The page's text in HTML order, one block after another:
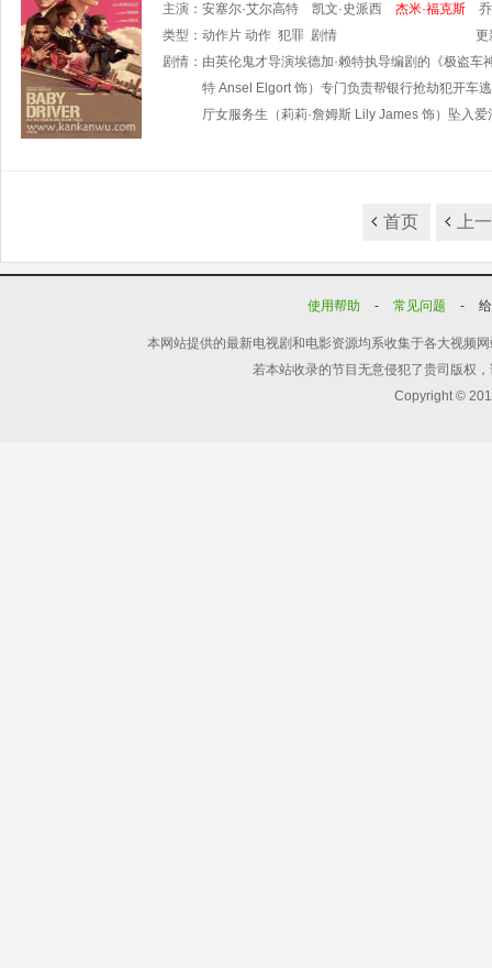
主演： 安塞尔·艾尔高特 凯文·史派西 杰米·福克斯
雷拉
兰斯·帕默 哈德森·米克
哈
斯
维布尔·弗利茨杰拉德
类型： 动作片 动作 犯罪 剧情
更
剧情： 由英伦鬼才导演埃德加·赖特执导编剧的《极盗
特 Ansel Elgort 饰）专门负责帮银行抢劫犯开车
厅女服务生（莉莉·詹姆斯 Lily James 饰）坠入
首页 上
使用帮助 - 常见问题 -
本网站提供的最新电视剧和电影资源均系收集于各大视频
若本站收录的节目无意侵犯了贵司版权
Copyright ©